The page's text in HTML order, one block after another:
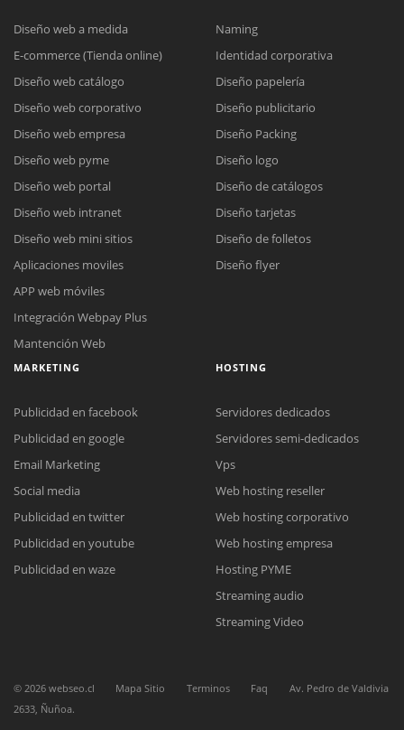
Reunión online
Nuestros ejecutivos le enviarán un correo electrónico con el enlace a
Meet para la reunión online.
Cotización
Chat Online
Todos nuestros ejecutivos están fuera de línea. Complete el formulario
Diseño web a medida
E-commerce (Tienda online)
Diseño web catálogo
Diseño web corporativo
Diseño web empresa
Diseño web pyme
Diseño web portal
Diseño web intranet
Diseño web mini sitios
Aplicaciones moviles
APP web móviles
Integración Webpay Plus
Mantención Web
Naming
Identidad corporativa
Diseño papelería
Diseño publicitario
Diseño Packing
Diseño logo
Diseño de catálogos
Diseño tarjetas
Diseño de folletos
Diseño flyer
MARKETING
Publicidad en facebook
Publicidad en google
Email Marketing
Social media
Publicidad en twitter
Publicidad en youtube
Publicidad en waze
HOSTING
Servidores dedicados
Servidores semi-dedicados
Vps
Web hosting reseller
Web hosting corporativo
Web hosting empresa
Hosting PYME
Streaming audio
Streaming Video
© 2026 webseo.cl Mapa Sitio Terminos Faq
Av. Pedro de Valdivia
2633, Ñuñoa.